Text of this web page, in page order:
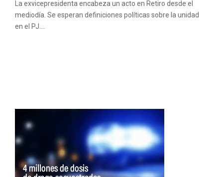
La exvicepresidenta encabeza un acto en Retiro desde el
mediodía. Se esperan definiciones políticas sobre la unidad
en el PJ....